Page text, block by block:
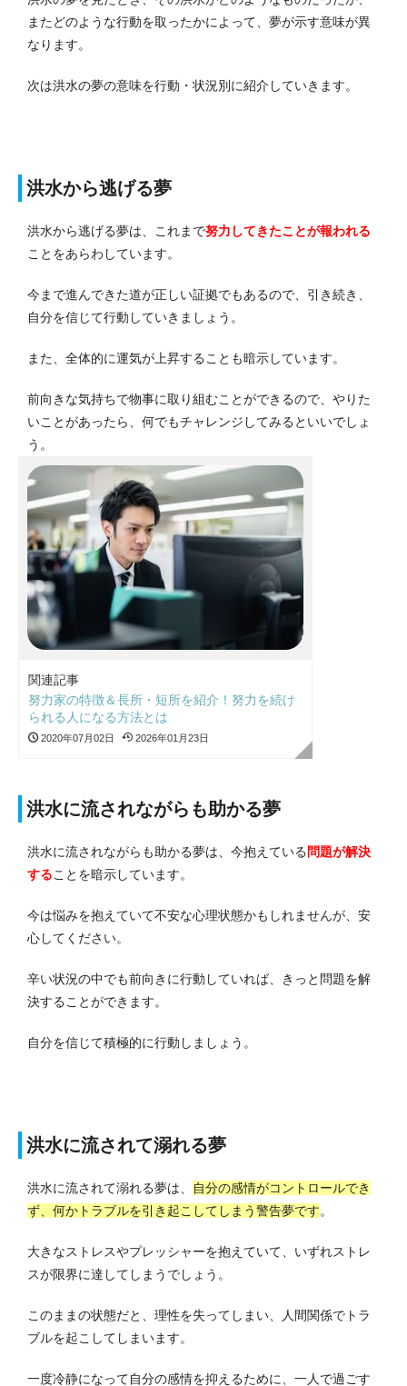
またどのような行動を取ったかによって、夢が示す意味が異
なります。
次は洪水の夢の意味を行動・状況別に紹介していきます。
洪水から逃げる夢
洪水から逃げる夢は、これまで努力してきたことが報われる
ことをあらわしています。
今まで進んできた道が正しい証拠でもあるので、引き続き、
自分を信じて行動していきましょう。
また、全体的に運気が上昇することも暗示しています。
前向きな気持ちで物事に取り組むことができるので、やりた
いことがあったら、何でもチャレンジしてみるといいでしょ
う。
関連記事
努力家の特徴＆長所・短所を紹介！努力を続け
られる人になる方法とは
2020年07月02日 2026年01月23日
洪水に流されながらも助かる夢
洪水に流されながらも助かる夢は、今抱えている 問題が解決
することを暗示しています。
今は悩みを抱えていて不安な心理状態かもしれませんが、安
心してください。
辛い状況の中でも前向きに行動していれば、きっと問題を解
決することができます。
自分を信じて積極的に行動しましょう。
洪水に流されて溺れる夢
洪水に流されて溺れる夢は、
自分の感情がコントロールでき
ず、何かトラブルを引き起こしてしまう警告夢です。
大きなストレスやプレッシャーを抱えていて、いずれストレ
スが限界に達してしまうでしょう。
このままの状態だと、理性を失ってしまい、人間関係でトラ
ブルを起こしてしまいます。
一度冷静になって自分の感情を抑えるために、一人で過ごす